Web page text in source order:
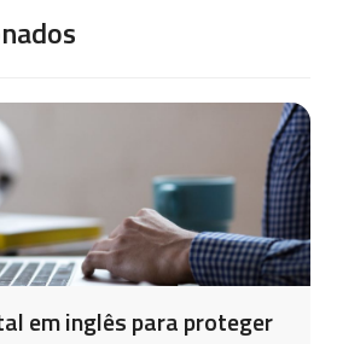
em inglês para proteger